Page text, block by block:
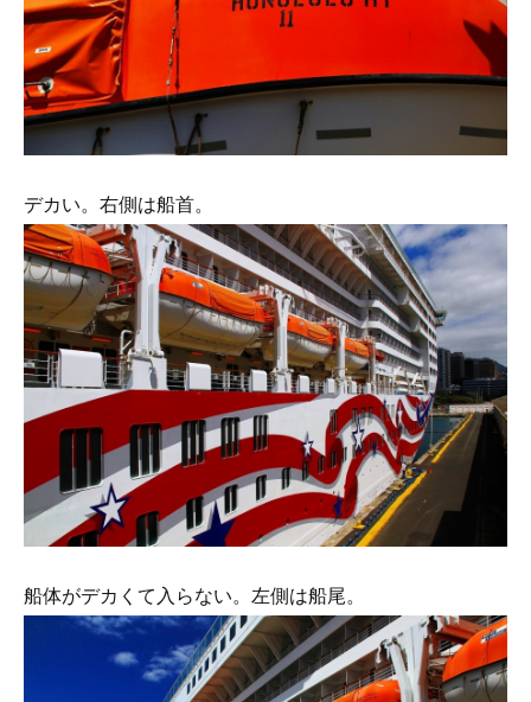
デカい。右側は船首。
船体がデカくて入らない。左側は船尾。